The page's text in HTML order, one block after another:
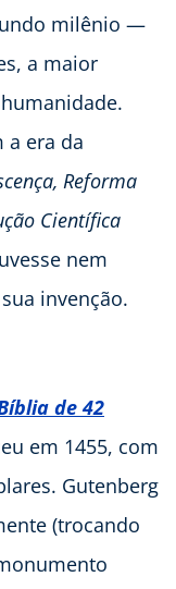
milênio —
a maior
era da
Reforma
Científica
nem
invenção.
de 42
em 1455, com
Gutenberg
(trocando